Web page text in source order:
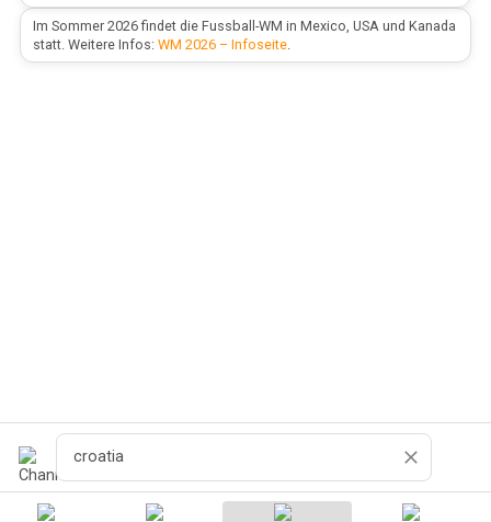
Im Sommer 2026 findet die Fussball-WM in Mexico, USA und Kanada
statt. Weitere Infos: WM 2026 – Infoseite.
Поиск